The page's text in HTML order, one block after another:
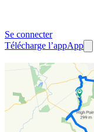
Se connecter
Télécharge l’appApp